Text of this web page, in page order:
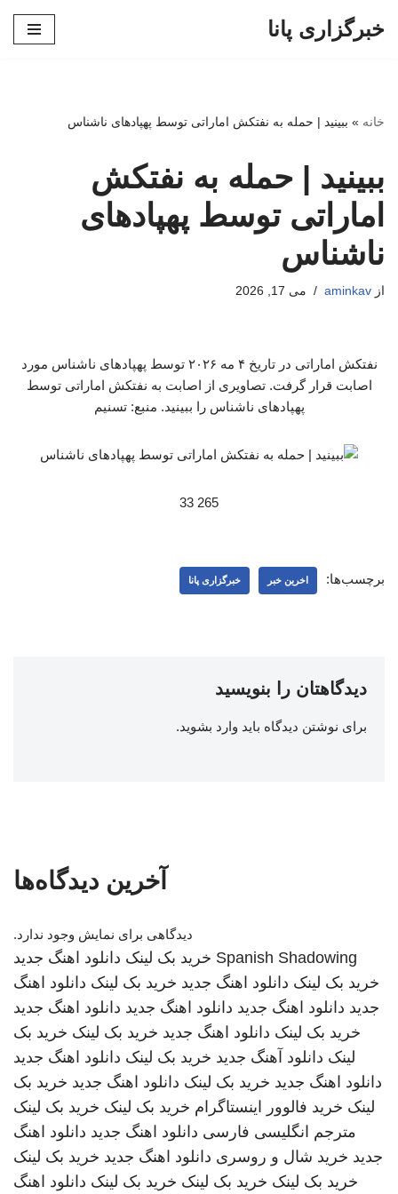
خبرگزاری پانا
خانه » ببینید | حمله به نفتکش اماراتی توسط پهپادهای ناشناس
ببینید | حمله به نفتکش
اماراتی توسط پهپادهای
ناشناس
از aminkav می 17, 2026
نفتکش اماراتی در تاریخ ۴ مه ۲۰۲۶ توسط پهپادهای ناشناس مورد
اصابت قرار گرفت. تصاویری از اصابت به نفتکش اماراتی توسط
پهپادهای ناشناس را ببینید. منبع: تسنیم
265 33
برچسب‌ها: اخرین خبر خبرگزاری پانا
دیدگاهتان را بنویسید
برای نوشتن دیدگاه باید وارد بشوید.
آخرین دیدگاه‌ها
دیدگاهی برای نمایش وجود ندارد.
Spanish Shadowing خرید بک لینک دانلود اهنگ جدید
خرید بک لینک دانلود اهنگ جدید خرید بک لینک دانلود اهنگ
جدید دانلود اهنگ جدید دانلود اهنگ جدید دانلود اهنگ جدید
خرید بک لینک دانلود اهنگ جدید خرید بک لینک خرید بک
لینک دانلود آهنگ جدید خرید بک لینک دانلود اهنگ جدید
دانلود اهنگ جدید خرید بک لینک دانلود اهنگ جدید خرید بک
لینک خرید فالوور اینستاگرام خرید بک لینک خرید بک لینک
مترجم انگلیسی فارسی دانلود اهنگ جدید دانلود اهنگ
جدید خرید شال و روسری دانلود اهنگ جدید خرید بک لینک
خرید بک لینک خرید بک لینک خرید بک لینک دانلود اهنگ